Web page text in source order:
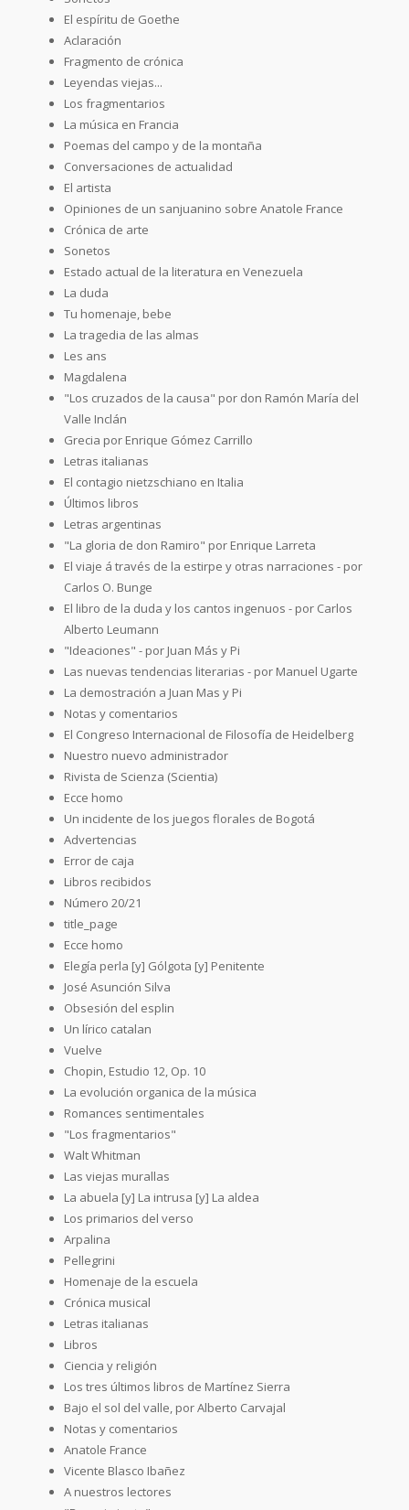
El espíritu de Goethe
Aclaración
Fragmento de crónica
Leyendas viejas...
Los fragmentarios
La música en Francia
Poemas del campo y de la montaña
Conversaciones de actualidad
El artista
Opiniones de un sanjuanino sobre Anatole France
Crónica de arte
Sonetos
Estado actual de la literatura en Venezuela
La duda
Tu homenaje, bebe
La tragedia de las almas
Les ans
Magdalena
"Los cruzados de la causa" por don Ramón María del
Valle Inclán
Grecia por Enrique Gómez Carrillo
Letras italianas
El contagio nietzschiano en Italia
Últimos libros
Letras argentinas
"La gloria de don Ramiro" por Enrique Larreta
El viaje á través de la estirpe y otras narraciones - por
Carlos O. Bunge
El libro de la duda y los cantos ingenuos - por Carlos
Alberto Leumann
"Ideaciones" - por Juan Más y Pi
Las nuevas tendencias literarias - por Manuel Ugarte
La demostración a Juan Mas y Pi
Notas y comentarios
El Congreso Internacional de Filosofía de Heidelberg
Nuestro nuevo administrador
Rivista de Scienza (Scientia)
Ecce homo
Un incidente de los juegos florales de Bogotá
Advertencias
Error de caja
Libros recibidos
Número 20/21
title_page
Ecce homo
Elegía perla [y] Gólgota [y] Penitente
José Asunción Silva
Obsesión del esplin
Un lírico catalan
Vuelve
Chopin, Estudio 12, Op. 10
La evolución organica de la música
Romances sentimentales
"Los fragmentarios"
Walt Whitman
Las viejas murallas
La abuela [y] La intrusa [y] La aldea
Los primarios del verso
Arpalina
Pellegrini
Homenaje de la escuela
Crónica musical
Letras italianas
Libros
Ciencia y religión
Los tres últimos libros de Martínez Sierra
Bajo el sol del valle, por Alberto Carvajal
Notas y comentarios
Anatole France
Vicente Blasco Ibañez
A nuestros lectores